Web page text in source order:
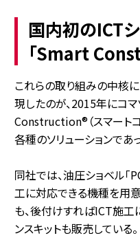
国内初のICT
「Smart
これらの取り組みの中核
現したのが、2015年にコ
Construction®（スマートコ
各種のソリューションであ
同社では、油圧ショベル
工に対応できる機種を用
も、後付けすればICT施
ンスキットも販売している。